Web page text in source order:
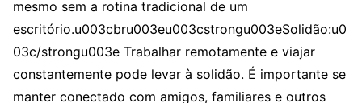
mesmo sem a rotina tradicional de um
escritório.u003cbru003eu003cstrongu003eSolidão:u0
03c/strongu003e Trabalhar remotamente e viajar
constantemente pode levar à solidão. É importante se
manter conectado com amigos, familiares e outros